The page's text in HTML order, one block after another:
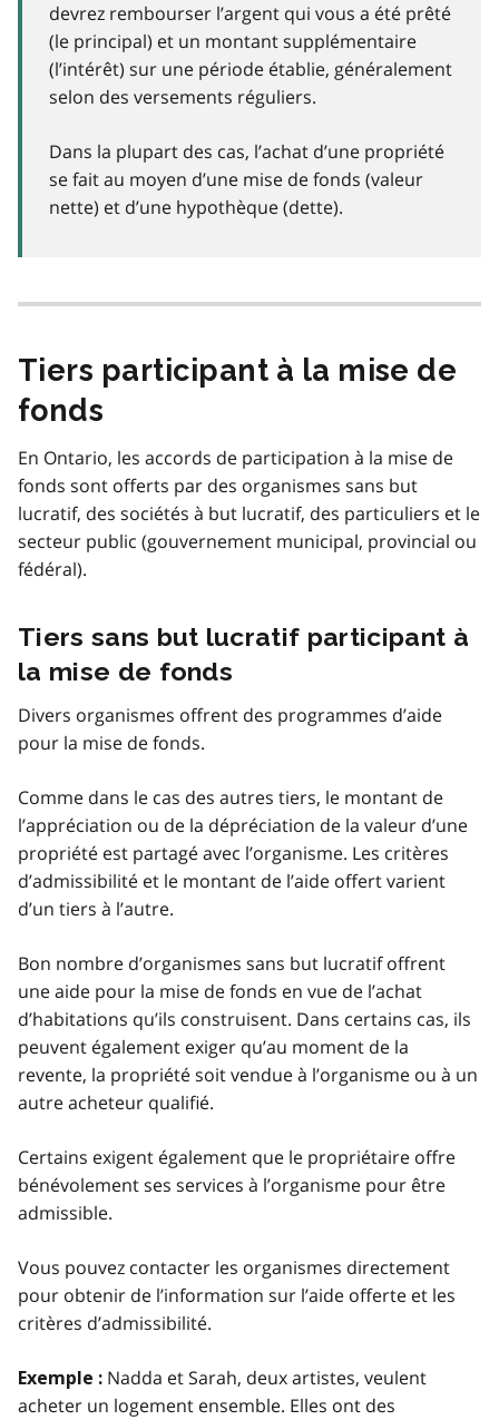
devrez rembourser l’argent qui vous a été prêté
(le principal) et un montant supplémentaire
(l’intérêt) sur une période établie, généralement
selon des versements réguliers.
Dans la plupart des cas, l’achat d’une propriété
se fait au moyen d’une mise de fonds (valeur
nette) et d’une hypothèque (dette).
Tiers participant à la mise de
fonds
En Ontario, les accords de participation à la mise de
fonds sont offerts par des organismes sans but
lucratif, des sociétés à but lucratif, des particuliers et le
secteur public (gouvernement municipal, provincial ou
fédéral).
Tiers sans but lucratif participant à
la mise de fonds
Divers organismes offrent des programmes d’aide
pour la mise de fonds.
Comme dans le cas des autres tiers, le montant de
l’appréciation ou de la dépréciation de la valeur d’une
propriété est partagé avec l’organisme. Les critères
d’admissibilité et le montant de l’aide offert varient
d’un tiers à l’autre.
Bon nombre d’organismes sans but lucratif offrent
une aide pour la mise de fonds en vue de l’achat
d’habitations qu’ils construisent. Dans certains cas, ils
peuvent également exiger qu’au moment de la
revente, la propriété soit vendue à l’organisme ou à un
autre acheteur qualifié.
Certains exigent également que le propriétaire offre
bénévolement ses services à l’organisme pour être
admissible.
Vous pouvez contacter les organismes directement
pour obtenir de l’information sur l’aide offerte et les
critères d’admissibilité.
Exemple : Nadda et Sarah, deux artistes, veulent
acheter un logement ensemble. Elles ont des